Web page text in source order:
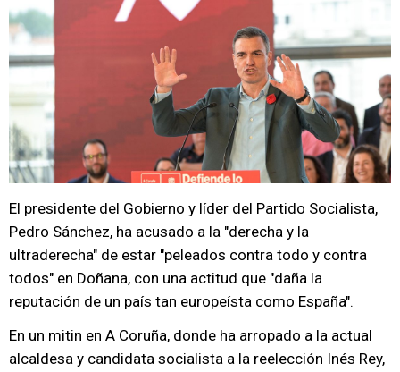
El presidente del Gobierno y líder del Partido Socialista,
Pedro Sánchez, ha acusado a la "derecha y la
ultraderecha" de estar "peleados contra todo y contra
todos" en Doñana, con una actitud que "daña la
reputación de un país tan europeísta como España".
En un mitin en A Coruña, donde ha arropado a la actual
alcaldesa y candidata socialista a la reelección Inés Rey,